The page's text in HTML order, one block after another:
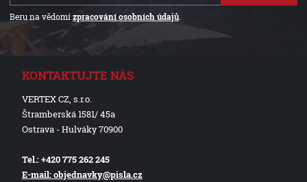
Beru na vědomízpracování osobních údajů.
KONTAKTUJTE NÁS
VERTEX CZ, s.r.o.
Štramberská 1581/ 45a
Ostrava - Hulváky 70900
Tel.: +420 775 262 245
E-mail: objednavky@pisla.cz